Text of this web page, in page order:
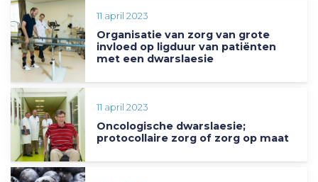
11 april 2023
Organisatie van zorg van grote
invloed op ligduur van patiënten
met een dwarslaesie
11 april 2023
Oncologische dwarslaesie;
protocollaire zorg of zorg op maat